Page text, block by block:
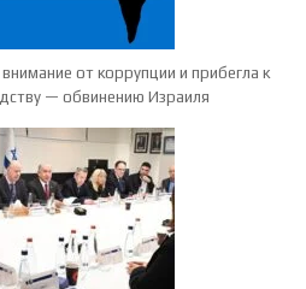
от коррупции и прибегла к
— обвинению Израиля